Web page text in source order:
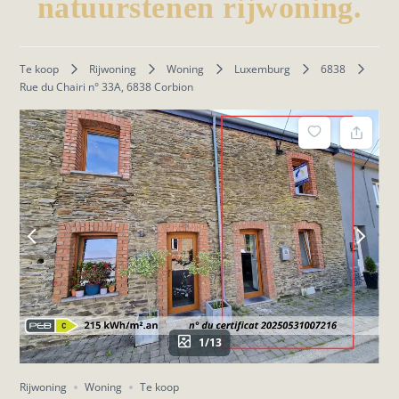
natuurstenen rijwoning.
Te koop Rijwoning Woning Luxemburg
6838
Rue du Chairi n° 33A, 6838 Corbion
1/13
Rijwoning Woning Te koop